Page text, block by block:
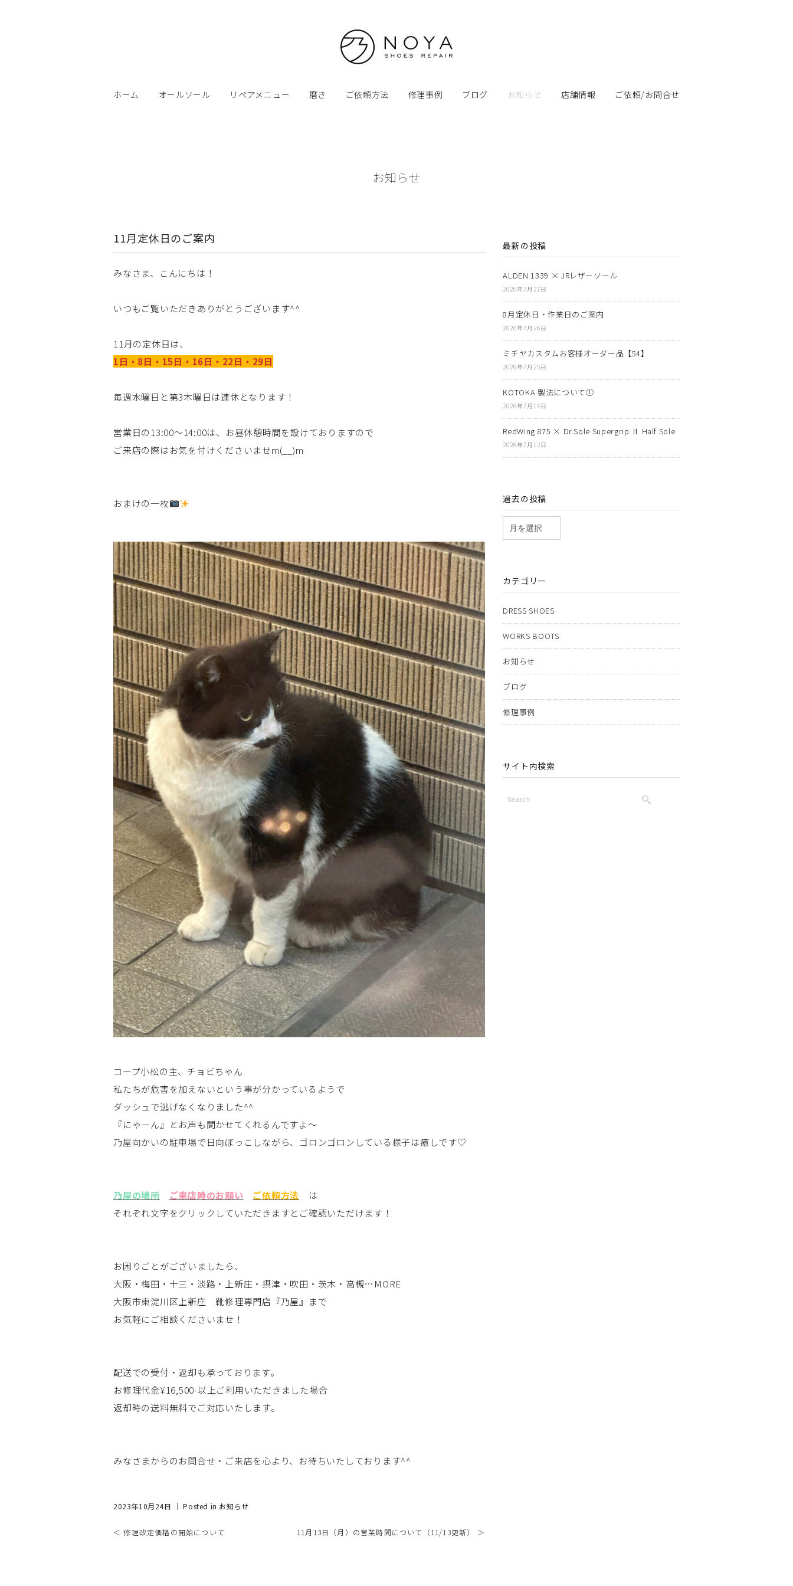
ホーム オールソール リペアメニュー 磨き ご依頼方法 修理事例 ブログ お知らせ 店舗情報 ご依頼/お問合せ
お知らせ
11月定休日のご案内
みなさま、こんにちは！
いつもご覧いただきありがとうございます^^
11月の定休日は、
1日・8日・15日・16日・22日・29日
毎週水曜日と第3木曜日は連休となります！
営業日の13:00～14:00は、お昼休憩時間を設けておりますので
ご来店の際はお気を付けくださいませm(__)m
おまけの一枚
コープ小松の主、チョビちゃん
私たちが危害を加えないという事が分かっているようで
ダッシュで逃げなくなりました^^
『にゃーん』とお声も聞かせてくれるんですよ～
乃屋向かいの駐車場で日向ぼっこしながら、ゴロンゴロンしている様子は癒しです♡
乃屋の場所 ご来店時のお願い ご依頼方法 は
それぞれ文字をクリックしていただきますとご確認いただけます！
お困りごとがございましたら、
大阪・梅田・十三・淡路・上新庄・摂津・吹田・茨木・高槻…MORE
大阪市東淀川区上新庄 靴修理専門店『乃屋』まで
お気軽にご相談くださいませ！
配送での受付・返却も承っております。
お修理代金¥16,500-以上ご利用いただきました場合
返却時の送料無料でご対応いたします。
みなさまからのお問合せ・ご来店を心より、お待ちいたしております^^
2023年10月24日 ｜ Posted in お知らせ
＜ 修理改定価格の開始について 11月13日（月）の営業時間について（11/13更新） ＞
最新の投稿
ALDEN 1339 × JRレザーソール
2026年7月27日
8月定休日・作業日のご案内
2026年7月26日
ミチヤカスタムお客様オーダー品【54】
2026年7月25日
KOTOKA 製法について①
2026年7月14日
RedWing 875 × Dr.Sole Supergrip Ⅱ Half Sole
2026年7月12日
過去の投稿
カテゴリー
DRESS SHOES
WORKS BOOTS
お知らせ
ブログ
修理事例
サイト内検索